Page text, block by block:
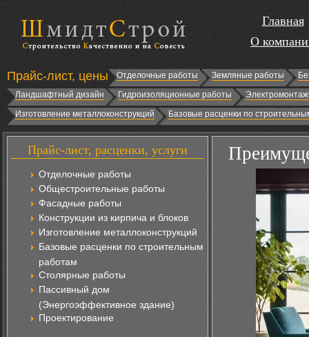
Главная
О
Прайс-лист, цены Отделочные работы Земляные работы
Ландшафтный дизайн
Гидроизоляционные работы
Изготовление металлоконструкций
Базовые расценки по
Прайс-лист, расценки, услуги
Отделочные работы
Общестроительные работы
Фасадные работы
Конструкции из кирпича и блоков
Изготовление металлоконструкций
Базовые расценки по строительным
работам
Столярные работы
Пассивный дом
(Энергоэффективное здание)
Проектирование